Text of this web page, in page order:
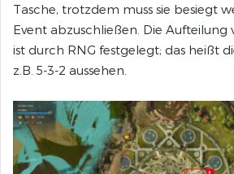
Tasche, trotzdem muss sie besiegt
Event abzuschließen. Die Aufteilung
ist durch RNG festgelegt; das heißt
z.B. 5-3-2 aussehen.